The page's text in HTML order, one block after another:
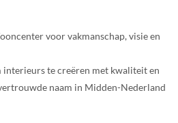
voor vakmanschap, visie en
interieurs te creëren met kwaliteit en
naam in Midden-Nederland